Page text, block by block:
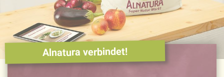
Alnatura verbindet!